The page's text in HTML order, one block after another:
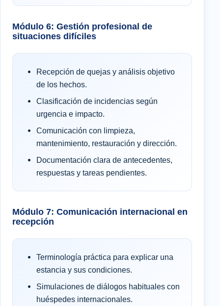
Módulo 6: Gestión profesional de
situaciones difíciles
Recepción de quejas y análisis objetivo
de los hechos.
Clasificación de incidencias según
urgencia e impacto.
Comunicación con limpieza,
mantenimiento, restauración y dirección.
Documentación clara de antecedentes,
respuestas y tareas pendientes.
Módulo 7: Comunicación internacional en
recepción
Terminología práctica para explicar una
estancia y sus condiciones.
Simulaciones de diálogos habituales con
huéspedes internacionales.